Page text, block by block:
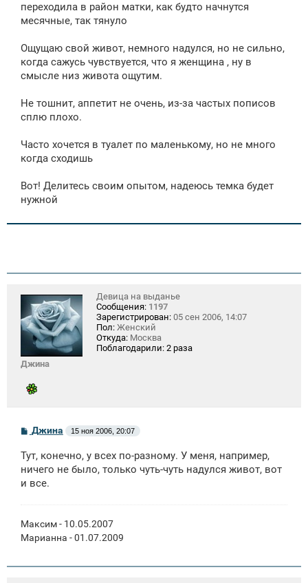
переходила в район матки, как будто начнутся
месячные, так тянуло
Ощущаю свой живот, немного надулся, но не сильно,
когда сажусь чувствуется, что я женщина , ну в
смысле низ живота ощутим.
Не тошнит, аппетит не очень, из-за частых пописов
сплю плохо.
Часто хочется в туалет по маленькому, но не много
когда сходишь
Вот! Делитесь своим опытом, надеюсь темка будет
нужной
Джина
Девица на выданье
Сообщения: 1197
Зарегистрирован: 05 сен 2006, 14:07
Пол: Женский
Откуда: Москва
Поблагодарили: 2 раза
С
б
щ
н
Джина 15 ноя 2006, 20:07
Тут, конечно, у всех по-разному. У меня, например,
ничего не было, только чуть-чуть надулся живот, вот
и все.
Максим - 10.05.2007
Марианна - 01.07.2009